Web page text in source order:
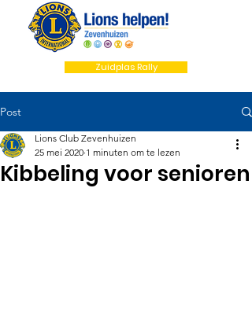
Zuidplas Rally
Post
Kibbeling voor senioren
Lions Club Zevenhuizen
25 mei 2020 1 minuten om te lezen